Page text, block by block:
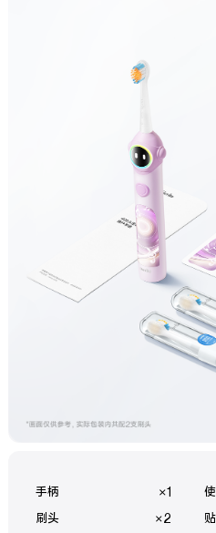
手柄 ×1
刷头 ×2